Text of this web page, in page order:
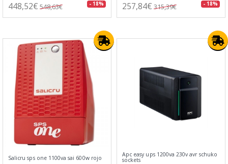
448,52€ 548,63€ - 18% 257,84€ 315,39€ - 18%
Salicru sps one 1100va sai 600w rojo Apc easy ups 1200va 230v avr schuko
sockets